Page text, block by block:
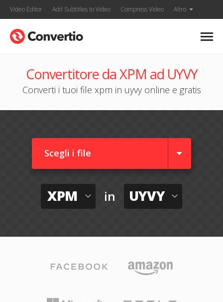
Video Editor Add Subtitles to Video Compress Video Altro
Convertitore da XPM ad UYVY
Converti i tuoi file xpm in uyvy online e gratis
Scegli i file
XPM in UYVY